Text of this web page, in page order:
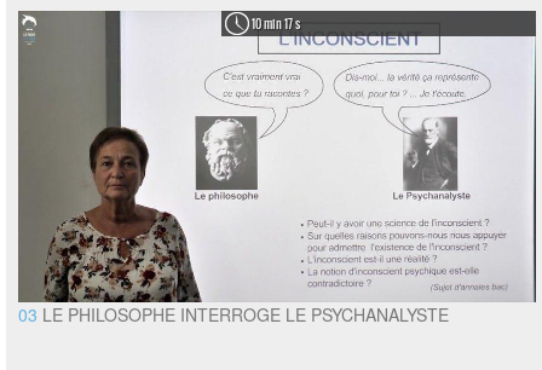
10 min 17 s
03 LE PHILOSOPHE INTERROGE LE PSYCHANALYSTE